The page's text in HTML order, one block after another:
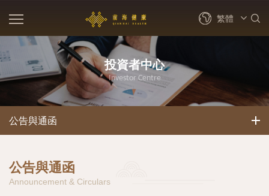
繁體
繁體
投資者中心
Investor Centre
公告與通函
公告與通函
Announcement & Circulars